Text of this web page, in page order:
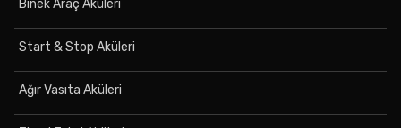
Binek Araç Aküleri
Start & Stop Aküleri
Ağır Vasıta Aküleri